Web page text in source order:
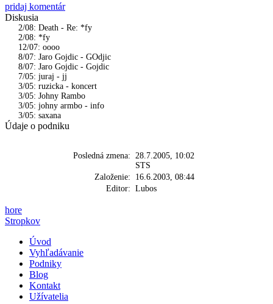
pridaj komentár
Diskusia
2/08: Death - Re: *fy
2/08: *fy
12/07: oooo
8/07: Jaro Gojdic - GOdjic
8/07: Jaro Gojdic - Gojdic
7/05: juraj - jj
3/05: ruzicka - koncert
3/05: Johny Rambo
3/05: johny armbo - info
3/05: saxana
Údaje o podniku
Posledná zmena: 28.7.2005, 10:02
STS
Založenie: 16.6.2003, 08:44
Editor: Lubos
hore
Stropkov
Úvod
Vyhľadávanie
Podniky
Blog
Kontakt
Užívatelia